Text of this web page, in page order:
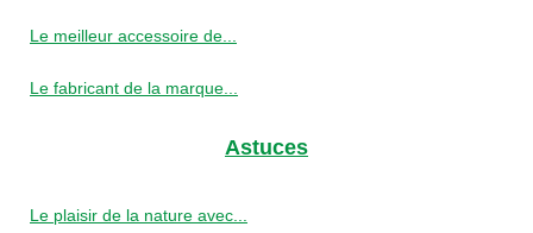
Le meilleur accessoire de...
Le fabricant de la marque...
Astuces
Le plaisir de la nature avec...